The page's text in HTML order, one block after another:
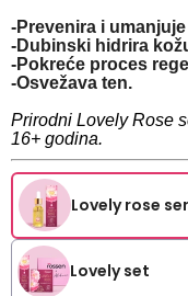
-Prevenira i
-Dubinski hidrira
-Pokreće proces
-Osvežava ten.
Prirodni Lovely Rose
16+ godina.
Lovely rose
Lovely set